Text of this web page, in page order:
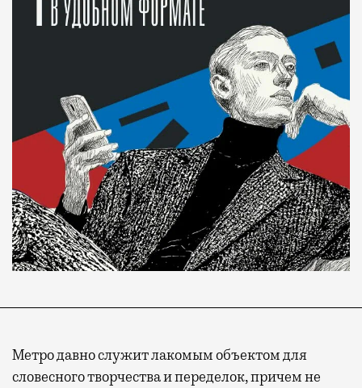
Метро давно служит лакомым объектом для
словесного творчества и переделок, причем не